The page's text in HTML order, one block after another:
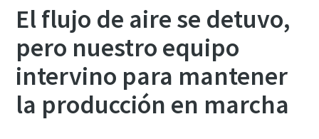
El flujo de aire se detuvo,
pero nuestro equipo
intervino para mantener
la producción en marcha